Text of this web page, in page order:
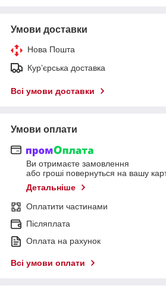
Умови доставки
Нова Пошта
Кур’єрська доставка
Всі умови доставки
Умови оплати
Ви отримаєте замовлення
або гроші повернуться на вашу
Детальніше
Оплатити частинами
Післяплата
Оплата на рахунок
Всі умови оплати